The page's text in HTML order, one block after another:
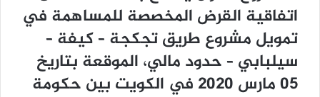
ﺍﺗﻔﺎﻗﻴﺔ ﺍﻟﻘﺮﺽ ﺍﻟﻤﺨﺼﺼﺔ ﻟﻠﻤﺴﺎﻫﻤﺔ ﻓﻲ
ﺗﻤﻮﻳﻞ ﻣﺸﺮﻭﻉ ﻃﺮﻳﻖ ﺗﺠﻜﺠﺔ – ﻛﻴﻔﺔ –
ﺳﻴﻠﺒﺎﺑﻲ – ﺣﺪﻭﺩ ﻣﺎﻟﻲ، ﺍﻟﻤﻮﻗﻌﺔ ﺑﺘﺎﺭﻳﺦ
05 ﻣﺎﺭﺱ 2020 ﻓﻲ ﺍﻟﻜﻮﻳﺖ ﺑﻴﻦ ﺣﻜﻮﻣﺔ